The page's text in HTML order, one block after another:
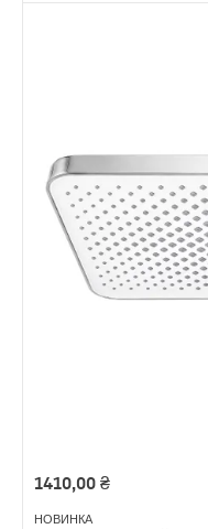
1410,00₴
НОВИНКА